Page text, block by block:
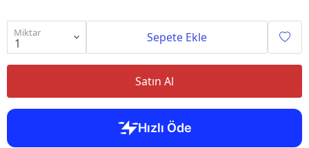
Miktar Sepete Ekle
Satın Al